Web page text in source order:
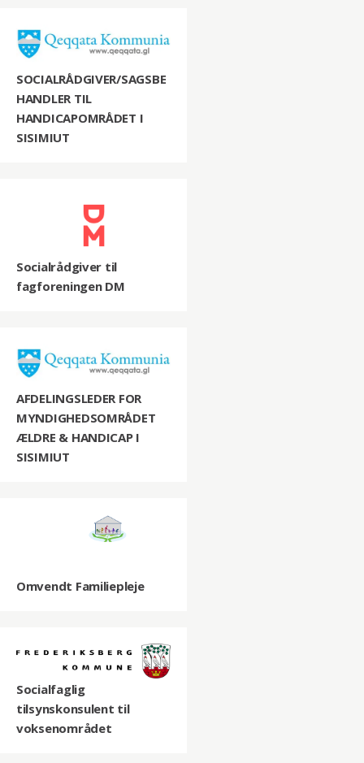
SOCIALRÅDGIVER/SAGSBE
HANDLER TIL
HANDICAPOMRÅDET I
SISIMIUT
Socialrådgiver til
fagforeningen DM
AFDELINGSLEDER FOR
MYNDIGHEDSOMRÅDET
ÆLDRE & HANDICAP I
SISIMIUT
Omvendt Familiepleje
Socialfaglig
tilsynskonsulent til
voksenområdet